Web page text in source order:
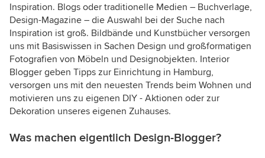
Inspiration. Blogs oder traditionelle Medien – Buchverlage,
Design-Magazine – die Auswahl bei der Suche nach
Inspiration ist groß. Bildbände und Kunstbücher versorgen
uns mit Basiswissen in Sachen Design und großformatigen
Fotografien von Möbeln und Designobjekten. Interior
Blogger geben Tipps zur Einrichtung in Hamburg,
versorgen uns mit den neuesten Trends beim Wohnen und
motivieren uns zu eigenen DIY - Aktionen oder zur
Dekoration unseres eigenen Zuhauses.
Was machen eigentlich Design-Blogger?